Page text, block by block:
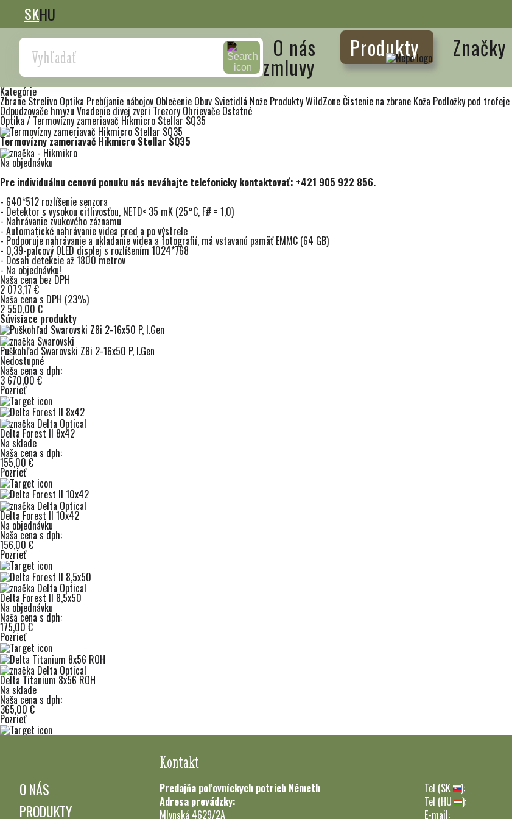
SKHU
Search O nás Produkty Značky
zmluvy
Kategórie
Zbrane Strelivo Optika Prebíjanie nábojov Oblečenie Obuv Svietidlá Nože Produkty WildZoneČistenie na zbrane Koža Podložky pod trofeje
Odpudzovače hmyzu Vnadenie divej zveri Trezory Ohrievače Ostatné
Optika / Termovízny zameriavač Hikmicro Stellar SQ35
Termovízny zameriavač Hikmicro Stellar SQ35
Na objednávku
Pre individuálnu cenovú ponuku nás neváhajte telefonicky kontaktovať: +421 905 922 856.
- 640*512 rozlíšenie senzora
- Detektor s vysokou citlivosťou, NETD< 35 mK (25°C, F# = 1,0)
- Nahrávanie zvukového záznamu
- Automatické nahrávanie videa pred a po výstrele
- Podporuje nahrávanie a ukladanie videa a fotografií, má vstavanú pamäť EMMC (64 GB)
- 0,39-palcový OLED displej s rozlíšením 1024*768
- Dosah detekcie až 1800 metrov
- Na objednávku!
Naša cena bez DPH
2 073,17 €
Naša cena s DPH (23%)
2 550,00 €
Súvisiace produkty
Puškohľad Swarovski Z8i 2-16x50 P, I.Gen
Nedostupné
Naša cena s dph:
3 670,00 €
Pozrieť
Delta Forest II 8x42
Na sklade
Naša cena s dph:
155,00 €
Pozrieť
Delta Forest II 10x42
Na objednávku
Naša cena s dph:
156,00 €
Pozrieť
Delta Forest II 8,5x50
Na objednávku
Naša cena s dph:
175,00 €
Pozrieť
Delta Titanium 8x56 ROH
Na sklade
Naša cena s dph:
365,00 €
Pozrieť
O NÁS
PRODUKTY
Kontakt
Predajňa poľovníckych potrieb Németh
Adresa prevádzky:
Mlynská 4629/2A
Tel (SK ):
Tel (HU
):
E-mail: